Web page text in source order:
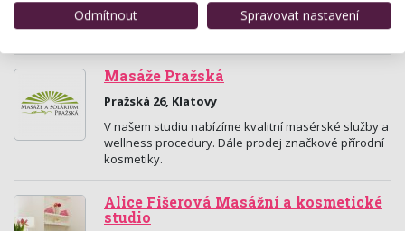
Masérské, kosmetické, regenerační a rekondiční
služby.
Masáže Pražská
Pražská 26, Klatovy
V našem studiu nabízíme kvalitní masérské služby a
wellness procedury. Dále prodej značkové přírodní
kosmetiky.
Alice Fišerová Masážní a kosmetické
studio
Odmítnout
Spravovat nastavení